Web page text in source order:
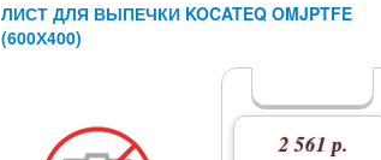
ЛИСТ ДЛЯ ВЫПЕЧКИ KOCATEQ OMJPTFE
(600Х400)
2 561 р.